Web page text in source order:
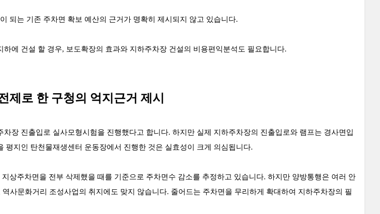
되는 기존 주차면 확보 예산의 근거가 명확히 제시되지 않고 있습니다.
하에 건설 할 경우, 보도확장의 효과와 지하주차장 건설의 비용편익분석도 필요합니다.
제로 한 구청의 억지근거 제시
차장 진출입로 실사모형시험을 진행했다고 합니다. 하지만 실제 지하주차장의 진출입로와 램프는 경사면입
평지인 탄천물재생센터 운동장에서 진행한 것은 실효성이 크게 의심됩니다.
상주차면을 전부 삭제했을 때를 기준으로 주차면수 감소를 추정하고 있습니다. 하지만 양방통행은 여러 안
사문화거리 조성사업의 취지에도 맞지 않습니다. 줄어드는 주차면을 무리하게 확대하여 지하주차장의 필